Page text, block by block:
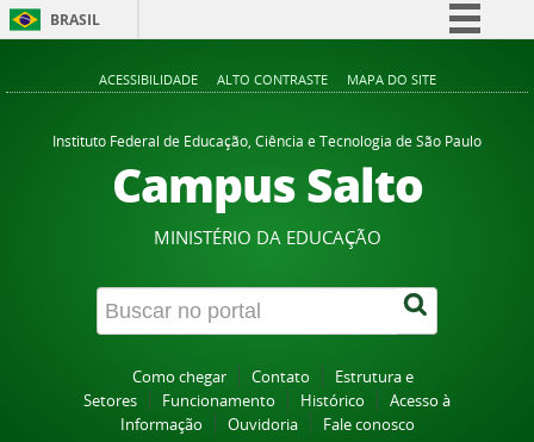
BRASIL
Comunica BR
Participe
Acesso à informação
Canais
ACESSIBILIDADE ALTO CONTRASTE MAPA DO SITE
Instituto Federal de Educação, Ciência e Tecnologia de São Paulo
Campus Salto
MINISTÉRIO DA EDUCAÇÃO
Como chegar Contato
Estrutura e
Setores
Funcionamento Histórico
Acesso à
Informação
Ouvidoria Fale conosco